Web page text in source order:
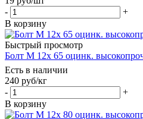
-
+
В корзину
Быстрый просмотр
Болт М 12х 65 оцинк.
Есть в наличии
240 руб/кг
-
+
В корзину